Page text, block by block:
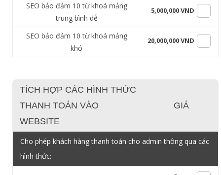
SEO bảo đảm 10 từ khoá mảng
trung bình dễ
5,000,000 VND
SEO bảo đảm 10 từ khoá mảng
khó
20,000,000 VND
TÍCH HỢP CÁC HÌNH THỨC
THANH TOÁN VÀO
WEBSITE
GIÁ
Cho phép khách hàng thanh toán cho admin thông qua các
hình thức: